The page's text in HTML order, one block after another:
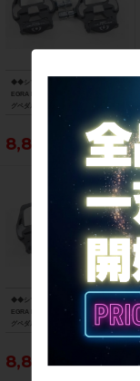
◆◆シマノ SHIMANO アルテグラ ULT
EGRA PD-R8000 SPD-SL ビンディン
グペダル（サイクルパラダイス大阪よ
8,800円
◆◆シマノ SHIMANO アルテグラ ULT
EGRA PD-R8000 SPD-SL ビンディン
グペダル（サイクルパラダイス大阪よ
8,800円